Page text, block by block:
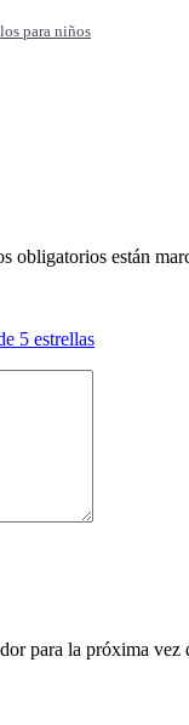
para niños
obligatorios están
5 estrellas
para la próxima vez